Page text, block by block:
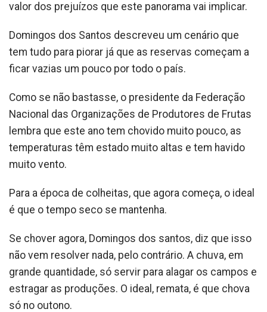
valor dos prejuízos que este panorama vai implicar.
Domingos dos Santos descreveu um cenário que
tem tudo para piorar já que as reservas começam a
ficar vazias um pouco por todo o país.
Como se não bastasse, o presidente da Federação
Nacional das Organizações de Produtores de Frutas
lembra que este ano tem chovido muito pouco, as
temperaturas têm estado muito altas e tem havido
muito vento.
Para a época de colheitas, que agora começa, o ideal
é que o tempo seco se mantenha.
Se chover agora, Domingos dos santos, diz que isso
não vem resolver nada, pelo contrário. A chuva, em
grande quantidade, só servir para alagar os campos e
estragar as produções. O ideal, remata, é que chova
só no outono.